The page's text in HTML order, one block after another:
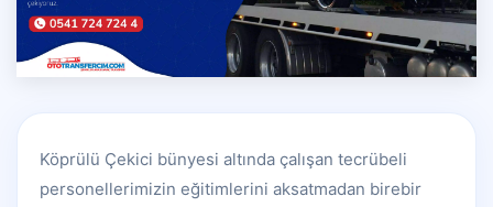
Köprülü Çekici bünyesi altında çalışan tecrübeli
personellerimizin eğitimlerini aksatmadan birebir